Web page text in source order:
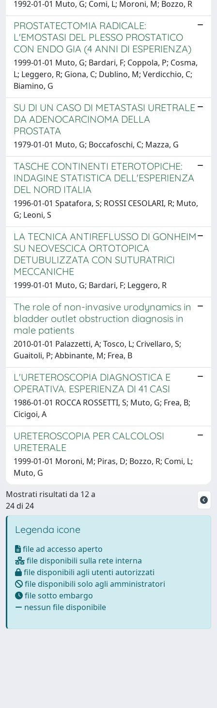
1992-01-01 Muto, G; Comi, L; Moroni, M; Bozzo, R
PROSTATECTOMIA RADICALE:
L'EMOSTASI DEL PLESSO PROSTATICO
CON ENDO GIA (4 ANNI DI ESPERIENZA)
1999-01-01 Muto, G; Bardari, F; Coppola, P; Cosma,
L; Leggero, R; Giona, C; Dublino, M; Verdicchio, C;
Biamino, G
SU DI UN CASO DI METASTASI URETRALE
DA ADENOCARCINOMA DELLA
PROSTATA
1979-01-01 Muto, G; Boccafoschi, C; Mazza, G
TASCHE CONTINENTI ETEROTOPICHE:
INDAGINE STATISTICA DELL'ESPERIENZA
DEL NORD ITALIA
1996-01-01 Spatafora, S; ROSSI CESOLARI, R; Muto,
G; Leoni, S
LA TECNICA ANTIREFLUSSO DI GONHEIM
SU NEOVESCICA ORTOTOPICA
DETUBULIZZATA CON SUTURATRICI
MECCANICHE
1999-01-01 Muto, G; Bardari, F; Leggero, R
The role of non-invasive urodynamics in
bladder outlet obstruction diagnosis in
male patients
2010-01-01 Palazzetti, A; Tosco, L; Crivellaro, S;
Guaitoli, P; Abbinante, M; Frea, B
L'URETEROSCOPIA DIAGNOSTICA E
OPERATIVA. ESPERIENZA DI 41 CASI
1986-01-01 ROCCA ROSSETTI, S; Muto, G; Frea, B;
Cicigoi, A
URETEROSCOPIA PER CALCOLOSI
URETERALE
1999-01-01 Moroni, M; Piras, D; Bozzo, R; Comi, L;
Muto, G
Mostrati risultati da 12 a
24 di 24
Legenda icone
file ad accesso aperto
file disponibili sulla rete interna
file disponibili agli utenti autorizzati
file disponibili solo agli amministratori
file sotto embargo
nessun file disponibile